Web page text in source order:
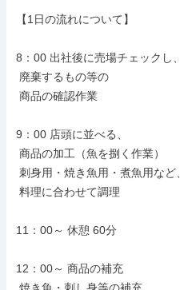
【1日の流れについて】
8：00 出社後に売場チェックし、
9：00 店頭に並べる、
11：00～ 休憩 60分
12：00～ 商品の補充